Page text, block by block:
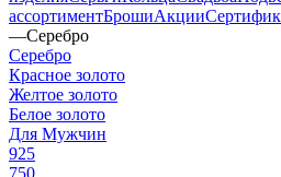
ассортиментБрошиАкции
—Серебро
Серебро
Красное золото
Желтое золото
Белое золото
Для Мужчин
925
750